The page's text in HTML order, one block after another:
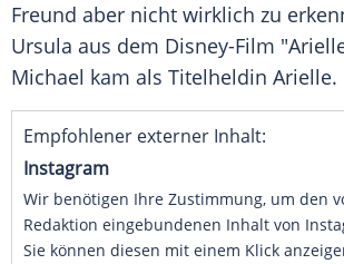
Freund aber nicht wirklich zu
Ursula aus dem Disney-Film
Michael kam als Titelheldin Arielle.
Empfohlener externer Inhalt:
Instagram
Wir benötigen Ihre Zustimmung, um den
Redaktion eingebundenen Inhalt von
Sie können diesen mit einem Klick